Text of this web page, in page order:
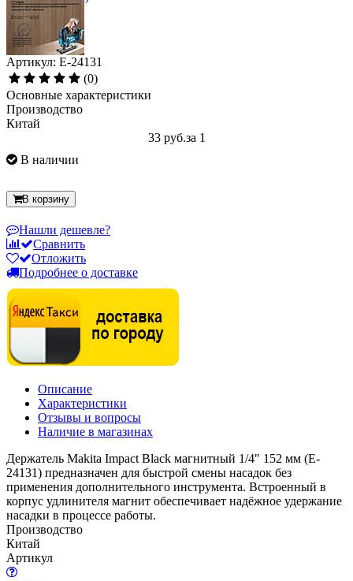
Артикул: E-24131
(0)
Основные характеристики
Производство
Китай
33 руб.за 1
В наличии
В корзину
Нашли дешевле?
Сравнить
Отложить
Подробнее о доставке
Описание
Характеристики
Отзывы и вопросы
Наличие в магазинах
Держатель Makita Impact Black магнитный 1/4" 152 мм (E-
24131) предназначен для быстрой смены насадок без
применения дополнительного инструмента. Встроенный в
корпус удлинителя магнит обеспечивает надёжное удержание
насадки в процессе работы.
Производство
Китай
Артикул